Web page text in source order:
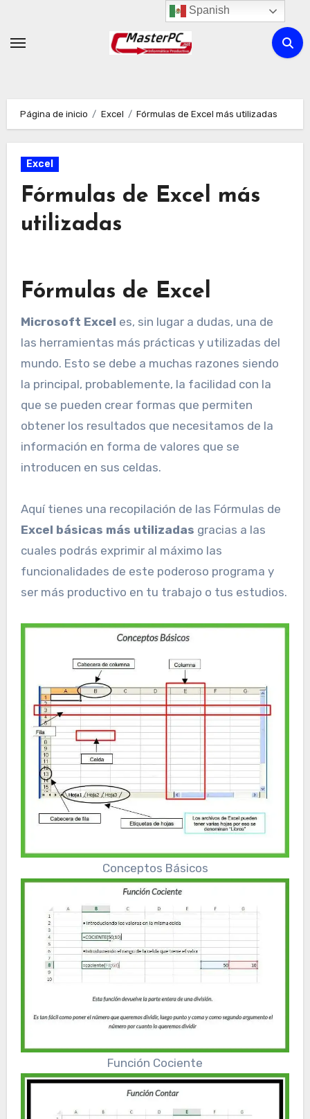
contenido
Página de inicio Excel Fórmulas de Excel más utilizadas
Excel
Fórmulas de Excel más
utilizadas
Fórmulas de Excel
Microsoft Excel es, sin lugar a dudas, una de
las herramientas más prácticas y utilizadas del
mundo. Esto se debe a muchas razones siendo
la principal, probablemente, la facilidad con la
que se pueden crear formas que permiten
obtener los resultados que necesitamos de la
información en forma de valores que se
introducen en sus celdas.
Aquí tienes una recopilación de las Fórmulas de
Excel básicas más utilizadas gracias a las
cuales podrás exprimir al máximo las
funcionalidades de este poderoso programa y
ser más productivo en tu trabajo o tus estudios.
Conceptos Básicos
Función Cociente
Spanish